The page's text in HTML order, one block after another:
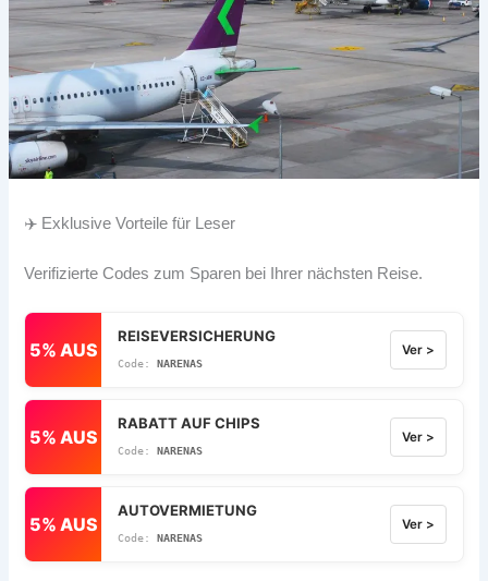
✈️ Exklusive Vorteile für Leser
Verifizierte Codes zum Sparen bei Ihrer nächsten Reise.
5% AUS
REISEVERSICHERUNG
NARENAS
Ver >
5% AUS
RABATT AUF CHIPS
NARENAS
Ver >
5% AUS
AUTOVERMIETUNG
NARENAS
Ver >